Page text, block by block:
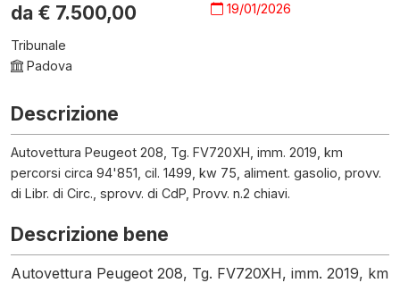
da € 7.500,00
19/01/2026
Tribunale
Padova
Descrizione
Autovettura Peugeot 208, Tg. FV720XH, imm. 2019, km
percorsi circa 94'851, cil. 1499, kw 75, aliment. gasolio, provv.
di Libr. di Circ., sprovv. di CdP, Provv. n.2 chiavi.
Descrizione bene
Autovettura Peugeot 208, Tg. FV720XH, imm. 2019, km